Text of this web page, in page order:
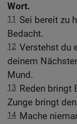
Wort.
11
Sei bereit zu
Bedacht.
12 Verstehst du
deinem
Mund.
13 Reden bringt
Zunge bringt
14 Mache